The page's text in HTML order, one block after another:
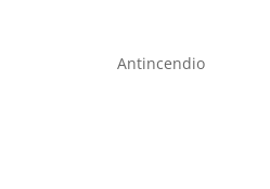
Antincendio